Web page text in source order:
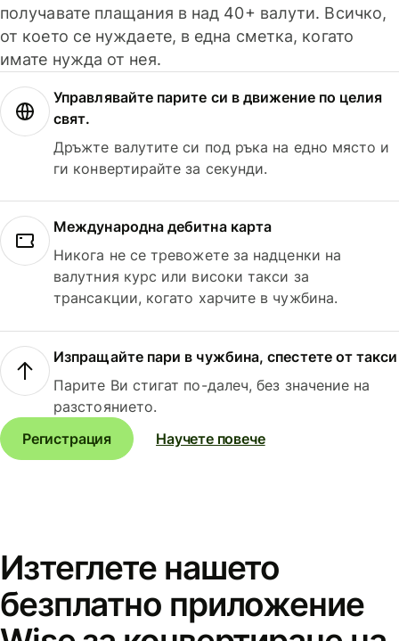
получавате плащания в над 40+ валути. Всичко,
от което се нуждаете, в една сметка, когато
имате нужда от нея.
Управлявайте парите си в движение по целия
свят.
Дръжте валутите си под ръка на едно място и
ги конвертирайте за секунди.
Международна дебитна карта
Никога не се тревожете за надценки на
валутния курс или високи такси за
трансакции, когато харчите в чужбина.
Изпращайте пари в чужбина, спестете от такси
Парите Ви стигат по-далеч, без значение на
разстоянието.
Регистрация
Научете повече
Изтеглете нашето
безплатно приложение